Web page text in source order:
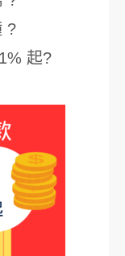
?
起?